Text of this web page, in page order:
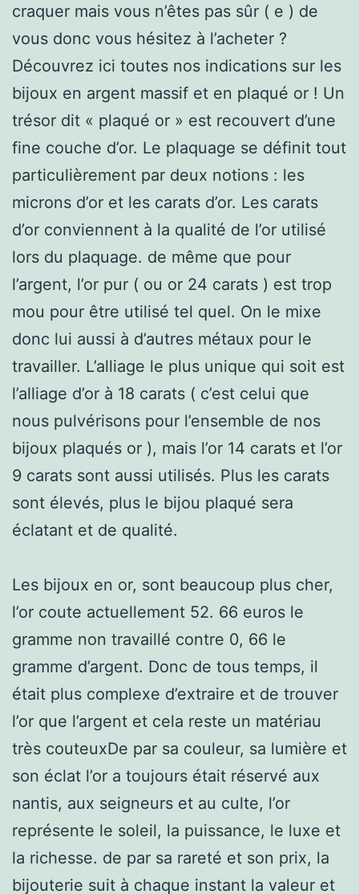
craquer mais vous n’êtes pas sûr ( e ) de
vous donc vous hésitez à l’acheter ?
Découvrez ici toutes nos indications sur les
bijoux en argent massif et en plaqué or ! Un
trésor dit « plaqué or » est recouvert d’une
fine couche d’or. Le plaquage se définit tout
particulièrement par deux notions : les
microns d’or et les carats d’or. Les carats
d’or conviennent à la qualité de l’or utilisé
lors du plaquage. de même que pour
l’argent, l’or pur ( ou or 24 carats ) est trop
mou pour être utilisé tel quel. On le mixe
donc lui aussi à d’autres métaux pour le
travailler. L’alliage le plus unique qui soit est
l’alliage d’or à 18 carats ( c’est celui que
nous pulvérisons pour l’ensemble de nos
bijoux plaqués or ), mais l’or 14 carats et l’or
9 carats sont aussi utilisés. Plus les carats
sont élevés, plus le bijou plaqué sera
éclatant et de qualité.
Les bijoux en or, sont beaucoup plus cher,
l’or coute actuellement 52. 66 euros le
gramme non travaillé contre 0, 66 le
gramme d’argent. Donc de tous temps, il
était plus complexe d’extraire et de trouver
l’or que l’argent et cela reste un matériau
très couteuxDe par sa couleur, sa lumière et
son éclat l’or a toujours était réservé aux
nantis, aux seigneurs et au culte, l’or
représente le soleil, la puissance, le luxe et
la richesse. de par sa rareté et son prix, la
bijouterie suit à chaque instant la valeur et